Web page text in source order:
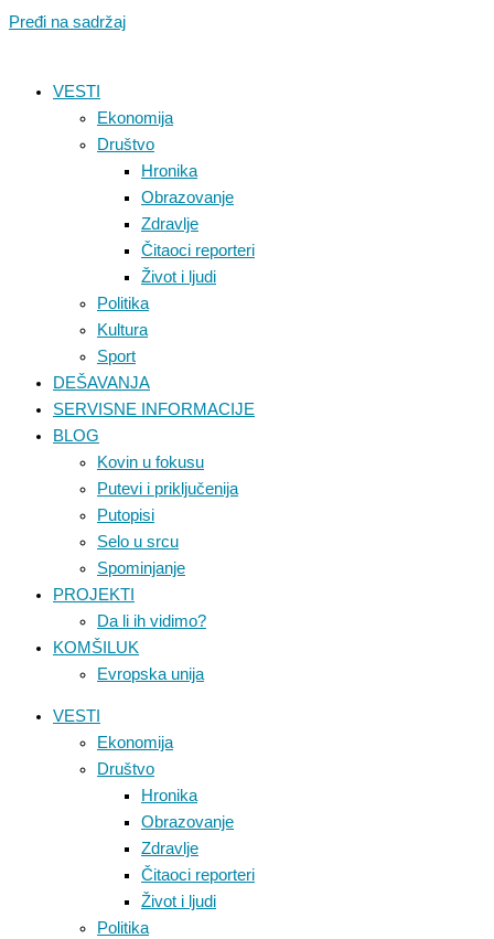
Pređi na sadržaj
VESTI
Ekonomija
Društvo
Hronika
Obrazovanje
Zdravlje
Čitaoci reporteri
Život i ljudi
Politika
Kultura
Sport
DEŠAVANJA
SERVISNE INFORMACIJE
BLOG
Kovin u fokusu
Putevi i priključenija
Putopisi
Selo u srcu
Spominjanje
PROJEKTI
Da li ih vidimo?
KOMŠILUK
Evropska unija
VESTI
Ekonomija
Društvo
Hronika
Obrazovanje
Zdravlje
Čitaoci reporteri
Život i ljudi
Politika